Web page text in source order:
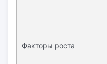
Факторы роста